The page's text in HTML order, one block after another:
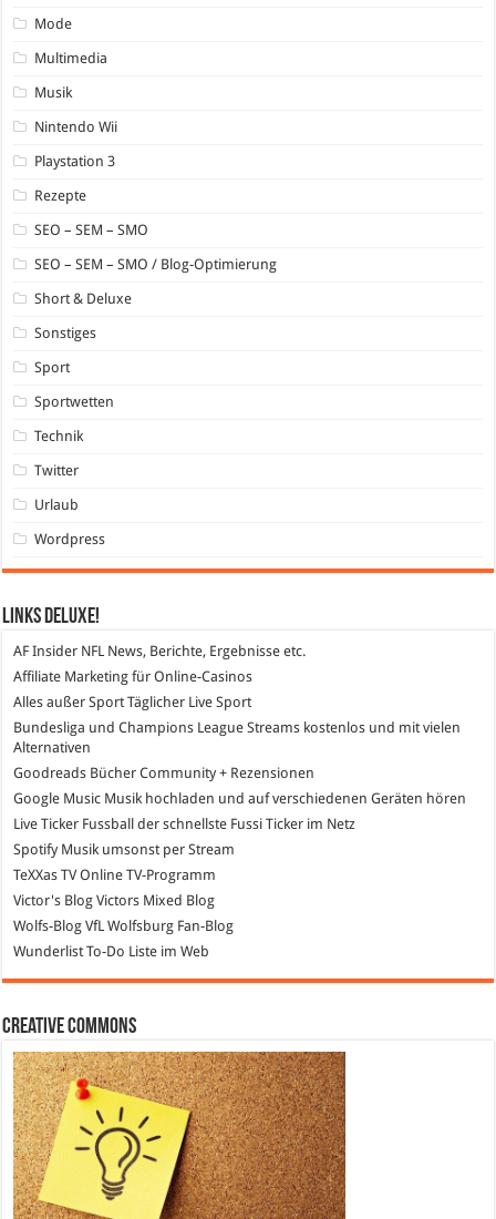
Mode
Multimedia
Musik
Nintendo Wii
Playstation 3
Rezepte
SEO – SEM – SMO
SEO – SEM – SMO / Blog-Optimierung
Short & Deluxe
Sonstiges
Sport
Sportwetten
Technik
Twitter
Urlaub
Wordpress
Links DeLuXe!
AF Insider NFL News, Berichte, Ergebnisse etc.
Affiliate Marketing für Online-Casinos
Alles außer SportTäglicher Live Sport
Bundesliga und Champions League Streams kostenlos und mit vielen
Alternativen
Goodreads Bücher Community + Rezensionen
Google Music Musik hochladen und auf verschiedenen Geräten hören
Live Ticker Fussball
der schnellste Fussi Ticker im Netz
SpotifyMusik umsonst per Stream
TeXXas TVOnline TV-Programm
Victor's Blog Victors Mixed Blog
Wolfs-Blog VfL Wolfsburg Fan-Blog
WunderlistTo-Do Liste im Web
Creative Commons